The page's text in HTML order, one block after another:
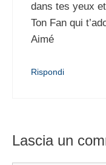
dans tes yeux
Ton Fan qui
Aimé
Rispondi
Lascia un